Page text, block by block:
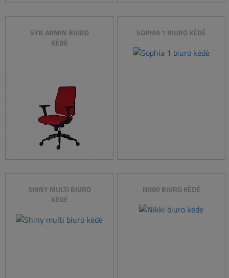
SYN ARMIN BIURO
KĖDĖ
SOPHIA 1 BIURO KĖDĖ
SHINY MULTI BIURO
KĖDĖ
NIKKI BIURO KĖDĖ